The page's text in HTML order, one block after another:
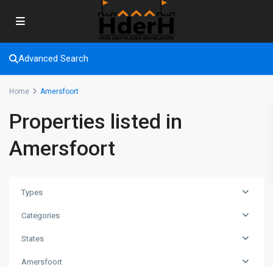
Advanced Search
Home Amersfoort
Properties listed in
Amersfoort
Types
Categories
States
Amersfoort